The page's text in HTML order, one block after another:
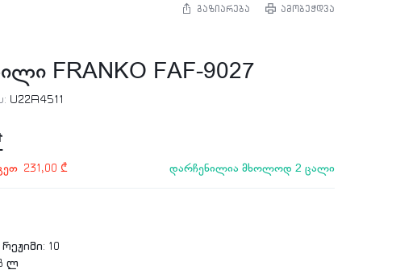
გაზიარება ამობეჭდვა
FRANKO FAF-9027
U22A4511
231,00₾ დარჩენილია მხოლოდ 2 ცალი
10
ლ